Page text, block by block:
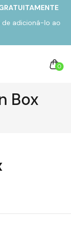
de adicioná-lo ao
0
Box